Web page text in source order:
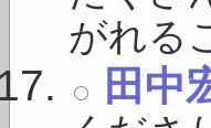
がれる
田中